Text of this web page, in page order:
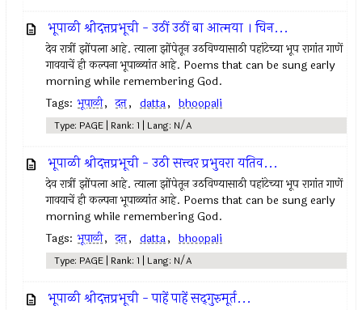
भूपाळी श्रीदत्तप्रभूची - उठीं उठीं बा आत्मया । चिन...
देव रात्रीं झोंपला आहे. त्याला झोंपेतून उठविण्यासाठी पहांटेच्या भूप रागांत गाणें
गावयाचें ही कल्पना भूपाळ्यांत आहे. Poems that can be sung early
morning while remembering God.
Tags: भूपाळी, दत्त, datta, bhoopali
Type: PAGE | Rank: 1 | Lang: N/A
भूपाळी श्रीदत्तप्रभूची - उठी सत्त्वर प्रभुवरा यतिव...
देव रात्रीं झोंपला आहे. त्याला झोंपेतून उठविण्यासाठी पहांटेच्या भूप रागांत गाणें
गावयाचें ही कल्पना भूपाळ्यांत आहे. Poems that can be sung early
morning while remembering God.
Tags: भूपाळी, दत्त, datta, bhoopali
Type: PAGE | Rank: 1 | Lang: N/A
भूपाळी श्रीदत्तप्रभूची - पाहें पाहें सद्‌गुरुमूर्त...